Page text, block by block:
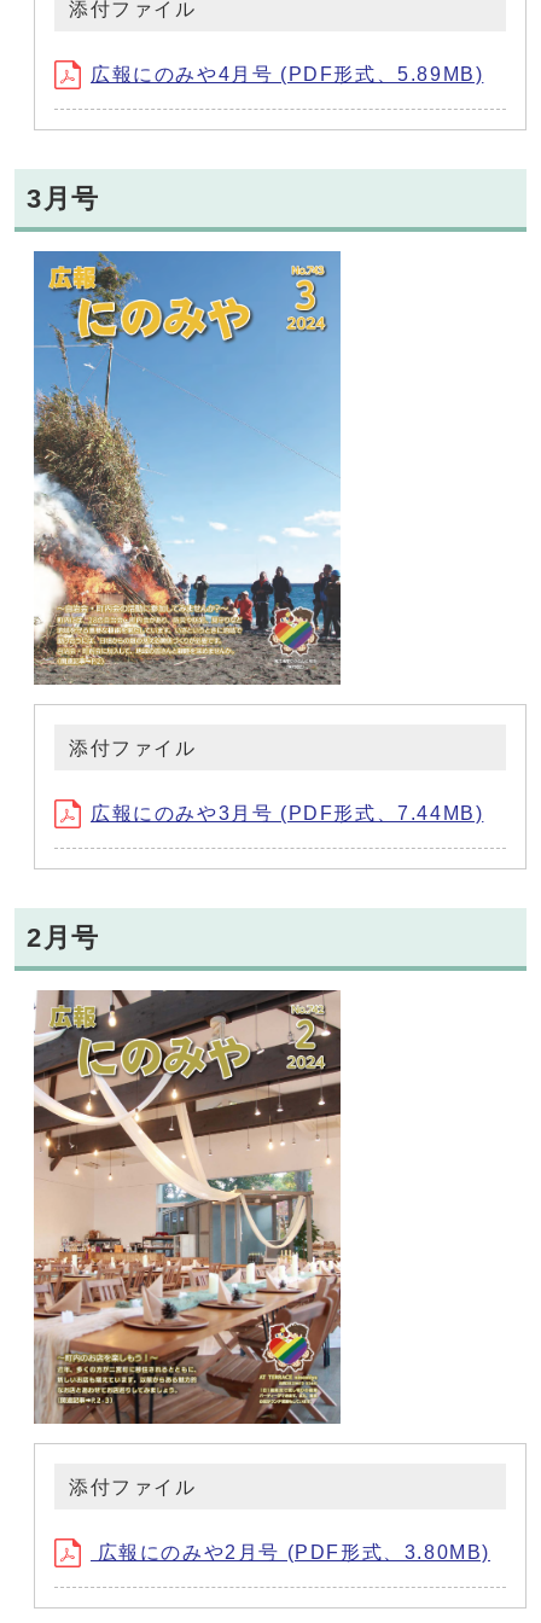
添付ファイル
広報にのみや4月号 (PDF形式、5.89MB)
3月号
添付ファイル
広報にのみや3月号 (PDF形式、7.44MB)
2月号
添付ファイル
広報にのみや2月号 (PDF形式、3.80MB)